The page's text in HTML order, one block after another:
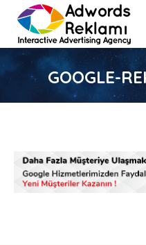
GOOGLE-